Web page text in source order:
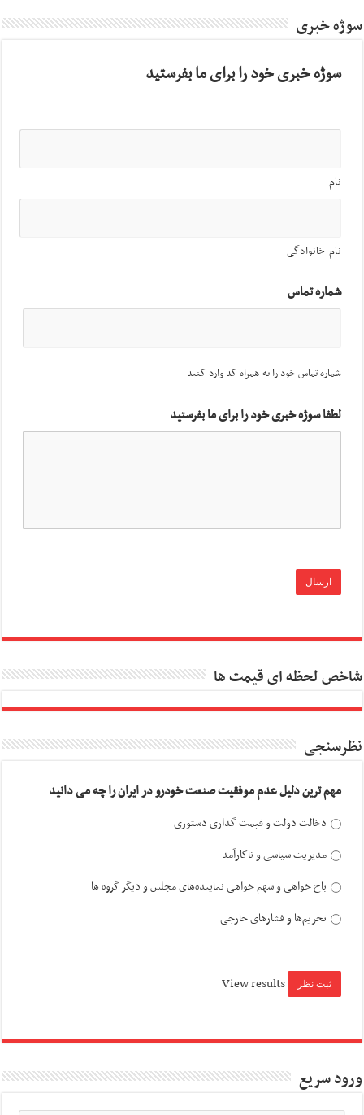
سوژه خبری
سوژه خبری خود را برای ما بفرستید
نام
نام خانوادگی
شماره تماس
شماره تماس خود را به همراه کد وارد کنید
لطفا سوژه خبری خود را برای ما بفرستید
شاخص لحظه ای قیمت ها
نظرسنجی
مهم ترین دلیل عدم موفقیت صنعت خودرو در ایران را چه می دانید
دخالت دولت و قیمت گذاری دستوری
مدیریت سیاسی و ناکارآمد
باج خواهی و سهم خواهی نماینده‌های مجلس و دیگر گروه ها
تحریم‌ها و فشارهای خارجی
View results
ورود سریع